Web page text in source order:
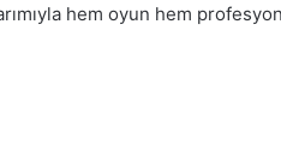
hem oyun hem